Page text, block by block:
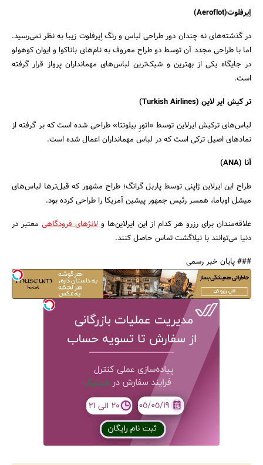
اِیرفلوت(Aeroflot)
در گذشته‌های نه چندان دور طراحی لباس و رنگ اِیرفلوت زیبا به نظر نمی‌رسید.
اما با طراحی مجدد آن توسط دو طراح معروف به نام‌های باناکوا و ایوان کوهولو
در جایگاه یکی از بهترین و شیک‌ترین لباس‌های مهمانداران پرواز قرار گرفته
است.
تر کیش ایر لاین (Turkish Airlines
)
لباس‌های ترکیش ایرلاین توسط «اتورِ بیلوتتا» طراحی شده است که بر گرفته از
نمادهای اصیل ترکی است که در لباس مهمانداران اعمال شده است.
آنا (ANA)
طراح این ایرلاین ژاپنی توسط پاربل گرانگ؛ طراح مشهور که قبل‌ترها لباس‌های
میشل اوباما، همسر رئیس جمهور پیشین آمریکا را طراحی کرده بود.
علاقه‌مندان برای رزرو هر کدام از این ایرلاین‌ها ولانژهای فرودگاهیمعتبر در
دنیا می‌توانند با نیلاگشت تماس حاصل کنند.
### پایان خبر رسمی